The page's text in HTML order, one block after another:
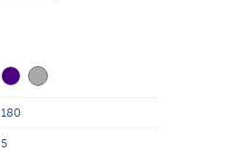
180
5